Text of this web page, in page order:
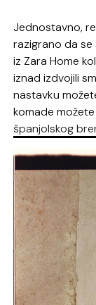
Jednostavno,
razigrano da se
iz Zara Home
iznad izdvojili
nastavku
komade
španjolskog